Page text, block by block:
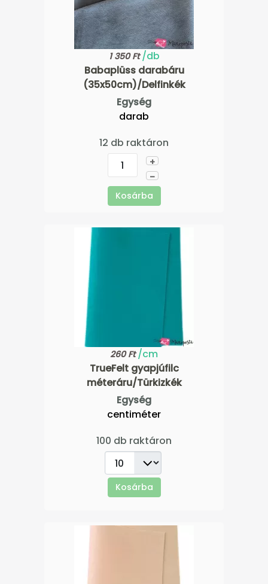
1 350 Ft/db
Babaplüss darabáru
(35x50cm)/Delfinkék
Egység
darab
12 db raktáron
+
–
Kosárba
260 Ft/cm
TrueFelt gyapjúfilc
méteráru/Türkizkék
Egység
centiméter
100 db raktáron
Kosárba